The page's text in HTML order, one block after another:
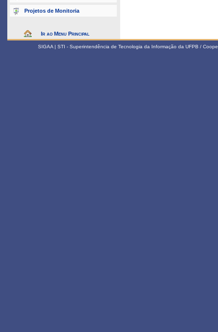
Projetos de Monitoria
Ir ao Menu Principal
SIGAA | STI - Superintendência de Tecnologia da Informação da UFPB /